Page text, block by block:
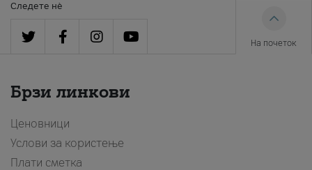
Следете нè
На почеток
Брзи линкови
Ценовници
Услови за користење
Плати сметка